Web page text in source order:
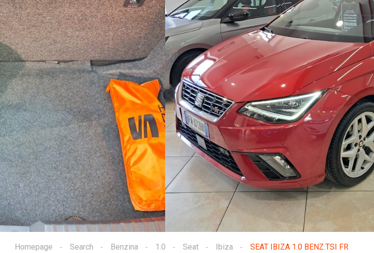
Homepage Search Benzina 1.0 Seat Ibiza SEAT IBIZA 1.0 BENZ.TSI FR